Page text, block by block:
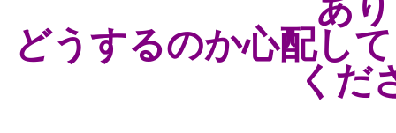
あ
どうするのか心配し
くだ